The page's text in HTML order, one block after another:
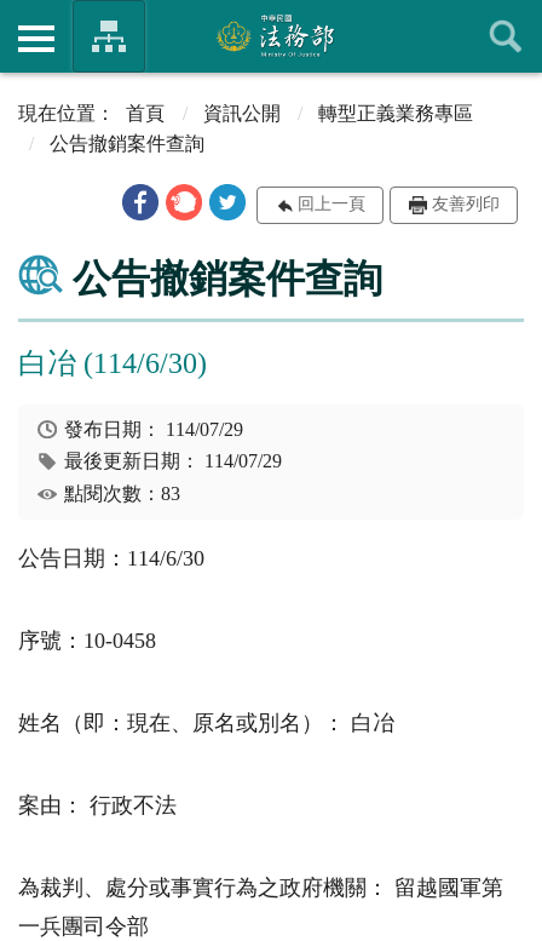
首頁 資訊公開
轉型正義業務專區
公告撤銷案件查詢
回上一頁 友善列印
公告撤銷案件查詢
白冶 (114/6/30)
發布日期： 114/07/29
最後更新日期： 114/07/29
點閱次數：83
公告日期： 114/6/30
序號：10-0458
姓名（即：現在、原名或別名）： 白冶
案由： 行政不法
為裁判、處分或事實行為之政府機關： 留越國軍第
一兵團司令部